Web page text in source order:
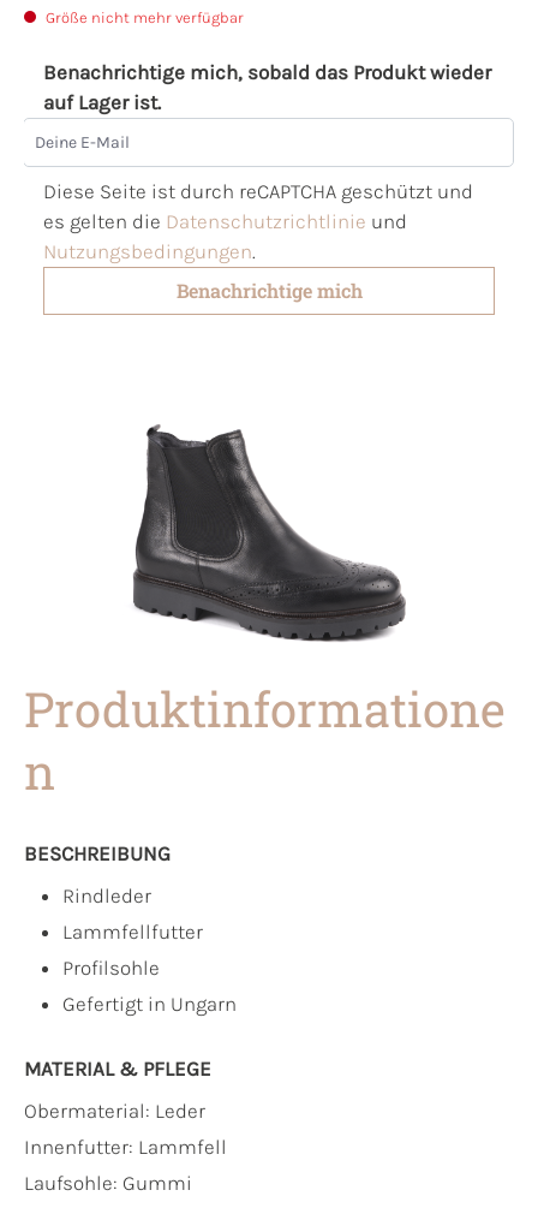
Größe nicht mehr verfügbar
Benachrichtige mich, sobald das Produkt wieder
auf Lager ist.
Deine E-Mail
Diese Seite ist durch reCAPTCHA geschützt und
es gelten die Datenschutzrichtlinie und
Nutzungsbedingungen.
Benachrichtige mich
Produktinformatione
n
BESCHREIBUNG
Rindleder
Lammfellfutter
Profilsohle
Gefertigt in Ungarn
MATERIAL & PFLEGE
Obermaterial: Leder
Innenfutter: Lammfell
Laufsohle: Gummi